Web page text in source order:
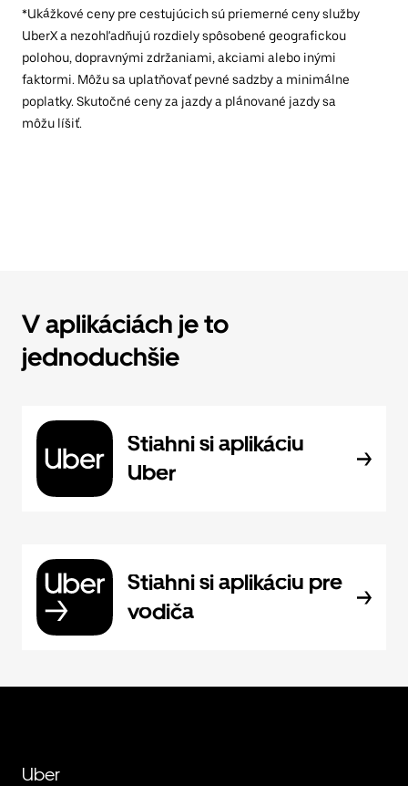
*Ukážkové ceny pre cestujúcich sú priemerné ceny služby
UberX a nezohľadňujú rozdiely spôsobené geografickou
polohou, dopravnými zdržaniami, akciami alebo inými
faktormi. Môžu sa uplatňovať pevné sadzby a minimálne
poplatky. Skutočné ceny za jazdy a plánované jazdy sa
môžu líšiť.
V aplikáciách je to
jednoduchšie
Stiahni si aplikáciu
Uber
Stiahni si aplikáciu pre
vodiča
Uber